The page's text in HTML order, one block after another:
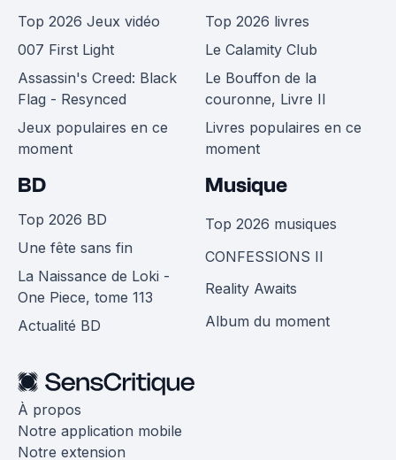
Top 2026 Jeux vidéo
007 First Light
Assassin's Creed: Black
Flag - Resynced
Jeux populaires en ce
moment
Top 2026 livres
Le Calamity Club
Le Bouffon de la
couronne, Livre II
Livres populaires en ce
moment
BD
Top 2026 BD
Une fête sans fin
La Naissance de Loki -
One Piece, tome 113
Actualité BD
Musique
Top 2026 musiques
CONFESSIONS II
Reality Awaits
Album du moment
À propos
Notre application mobile
Notre extension